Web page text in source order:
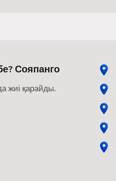
Сояпанго
жиі қарайды.